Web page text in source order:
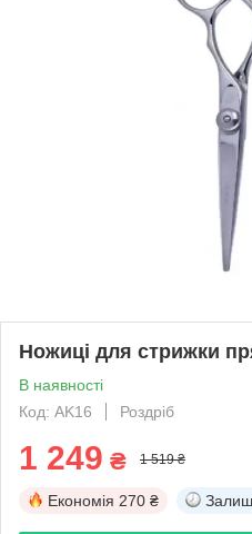
Ножиці для стрижки
В наявності
Код: AK16
Роздріб
1 249 ₴ 1 519 ₴
Економія 270 ₴